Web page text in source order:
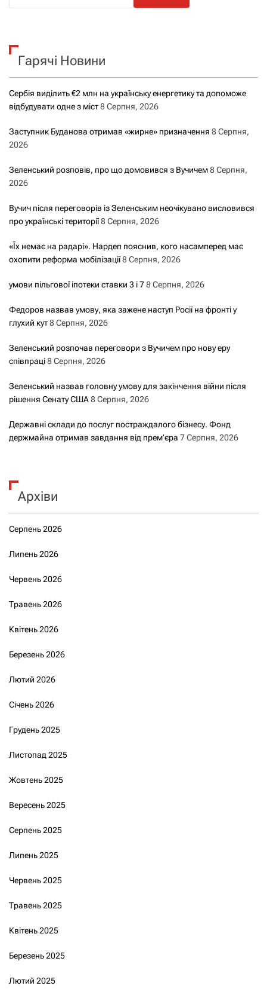
к
Гарячі Новини
Сербія виділить €2 млн на українську енергетику та допоможе
відбудувати одне з міст8 Серпня, 2026
Заступник Буданова отримав «жирне» призначення 8 Серпня,
2026
Зеленський розповів, про що домовився з Вучичем8 Серпня,
2026
Вучич після переговорів із Зеленським неочікувано висловився
про українські території8 Серпня, 2026
«Їх немає на радарі». Нардеп пояснив, кого насамперед має
охопити реформа мобілізації8 Серпня, 2026
умови пільгової іпотеки ставки 3 і 78 Серпня, 2026
Федоров назвав умову, яка зажене наступ Росії на фронті у
глухий кут8 Серпня, 2026
Зеленський розпочав переговори з Вучичем про нову еру
співпраці8 Серпня, 2026
Зеленський назвав головну умову для закінчення війни після
рішення Сенату США8 Серпня, 2026
Державні склади до послуг постраждалого бізнесу. Фонд
держмайна отримав завдання від прем’єра 7 Серпня, 2026
Архіви
Серпень 2026
Липень 2026
Червень 2026
Травень 2026
Квітень 2026
Березень 2026
Лютий 2026
Січень 2026
Грудень 2025
Листопад 2025
Жовтень 2025
Вересень 2025
Серпень 2025
Липень 2025
Червень 2025
Травень 2025
Квітень 2025
Березень 2025
Лютий 2025